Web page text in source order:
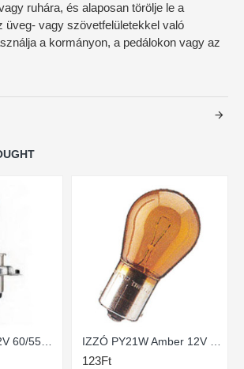
ruhára, és alaposan törölje le a
üveg- vagy szövetfelületekkel való
a kormányon, a pedálokon vagy az
123Ft